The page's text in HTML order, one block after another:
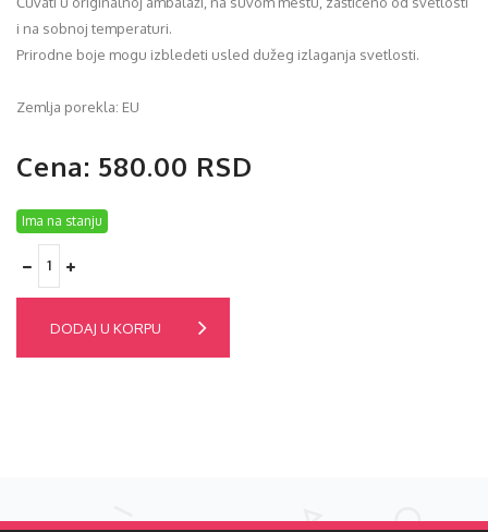
i na sobnoj temperaturi.
Prirodne boje mogu izbledeti usled dužeg izlaganja svetlosti.
Zemlja porekla: EU
Cena: 580.00 RSD
Ima na stanju
DODAJ U KORPU